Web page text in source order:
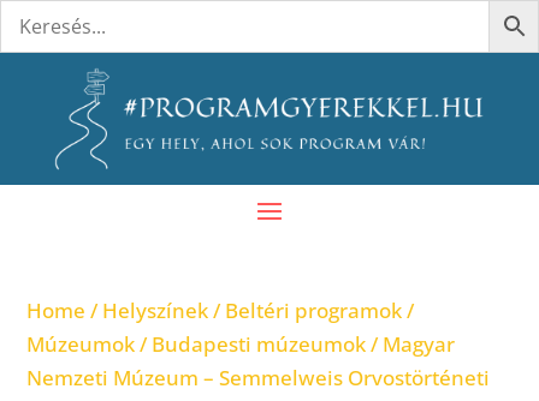
Home /Helyszínek/Beltéri programok/
Múzeumok/Budapesti múzeumok/ Magyar
Nemzeti Múzeum – Semmelweis Orvostörténeti